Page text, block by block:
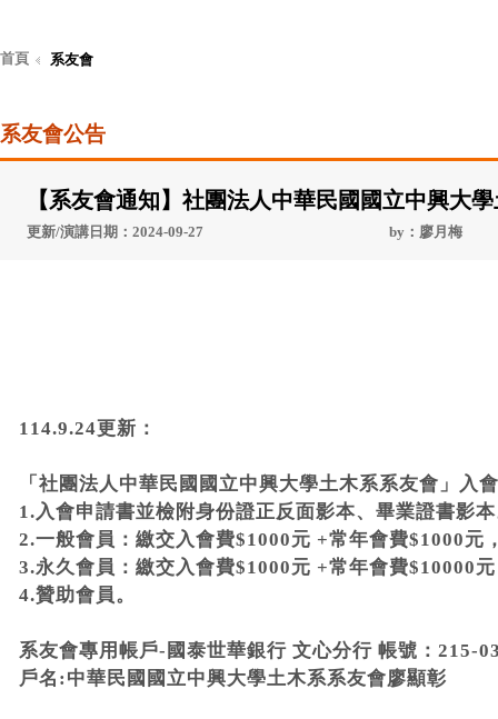
首頁 系友會
系友會公告
【系友會通知】社團法人中華民國國立中興大
更新/演講日期：2024-09-27 by：廖月梅
114.9.24更新：
「社團法人中華民國國立中興大學土木系系友會」入
1.入會申請書並檢附身份證正反面影本、畢業證書影
2.一般會員：繳交入會費$1000元 +常年會費$1000元
3.永久會員：繳交入會費$1000元 +常年會費$10000
4.贊助會員。
系友會專用帳戶-國泰世華銀行 文心分行 帳號：215-
戶名:中華民國國立中興大學土木系系友會廖顯彰